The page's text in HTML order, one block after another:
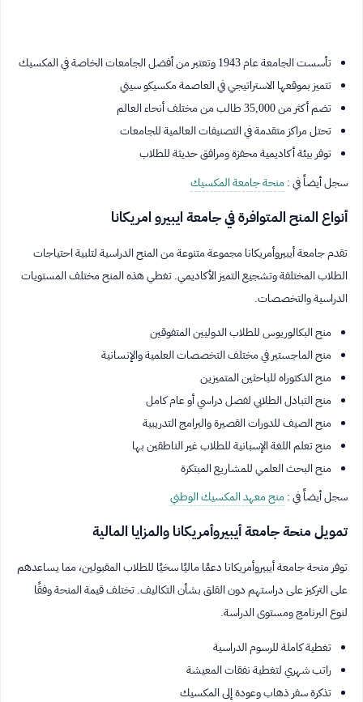
تأسست الجامعة عام 1943 وتعتبر من أفضل الجامعات الخاصة في المكسيك
تتميز بموقعها الاستراتيجي في العاصمة مكسيكو سيتي
تضم أكثر من 35,000 طالب من مختلف أنحاء العالم
تحتل مراكز متقدمة في التصنيفات العالمية للجامعات
توفر بيئة أكاديمية محفزة ومرافق حديثة للطلاب
سجل أيضاً في :منحة جامعة المكسيك
أنواع المنح المتوافرة في جامعة ايبيرو امريكانا
تقدم جامعة أيبيروأمريكانا مجموعة متنوعة من المنح الدراسية لتلبية احتياجات
الطلاب المختلفة وتشجيع التميز الأكاديمي. تغطي هذه المنح مختلف المستويات
الدراسية والتخصصات.
منح البكالوريوس للطلاب الدوليين المتفوقين
منح الماجستير في مختلف التخصصات العلمية والإنسانية
منح الدكتوراه للباحثين المتميزين
منح التبادل الطلابي لفصل دراسي أو عام كامل
منح الصيف للدورات القصيرة والبرامج التدريبية
منح تعلم اللغة الإسبانية للطلاب غير الناطقين بها
منح البحث العلمي للمشاريع المبتكرة
سجل أيضاً في :منح معهد المكسيك الوطني
تمويل منحة جامعة أيبيروأمريكانا والمزايا المالية
توفر منحة جامعة أيبيروأمريكانا دعمًا ماليًا سخيًا للطلاب المقبولين، مما يساعدهم
على التركيز على دراستهم دون القلق بشأن التكاليف. تختلف قيمة المنحة وفقًا
لنوع البرنامج ومستوى الدراسة.
تغطية كاملة للرسوم الدراسية
راتب شهري لتغطية نفقات المعيشة
تذكرة سفر ذهاب وعودة إلى المكسيك